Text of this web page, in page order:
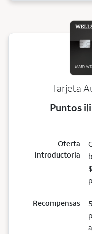
Tarjeta
Puntos
Oferta
introductoria
Recompensas